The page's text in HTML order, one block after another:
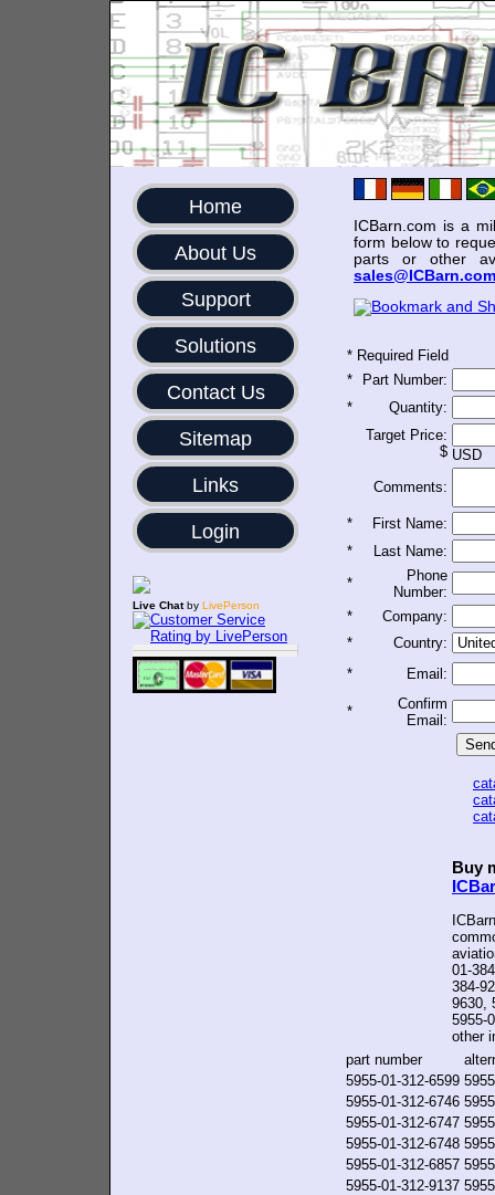
Home
About Us
Support
Solutions
Contact Us
Sitemap
Links
Login
Live Chatby LivePerson
ICBarn.com is a
form below to
parts or other
sales@ICBarn.com
* Required Field
*
Part Number:
*
Quantity:
Target Price:
$ USD
Comments:
*
First Name:
*
Last Name:
*
Phone
Number:
*
Company:
*
Country:
*
Email:
*
Confirm
Email:
Buy
01-
384-
9630,
5955-
other
part number
5955-01-312-6599
5955-01-312-6746
5955-01-312-6747
5955-01-312-6748
5955-01-312-6857
5955-01-312-9137